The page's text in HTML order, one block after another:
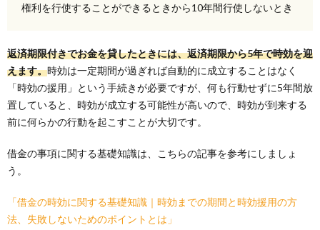
権利を行使することができるときから10年間行使しないとき
返済期限付きでお金を貸したときには、返済期限から5年で時効を迎
えます。時効は一定期間が過ぎれば自動的に成立することはなく
「時効の援用」という手続きが必要ですが、何も行動せずに5年間放
置していると、時効が成立する可能性が高いので、時効が到来する
前に何らかの行動を起こすことが大切です。
借金の事項に関する基礎知識は、こちらの記事を参考にしましょ
う。
「借金の時効に関する基礎知識｜時効までの期間と時効援用の方
法、失敗しないためのポイントとは」